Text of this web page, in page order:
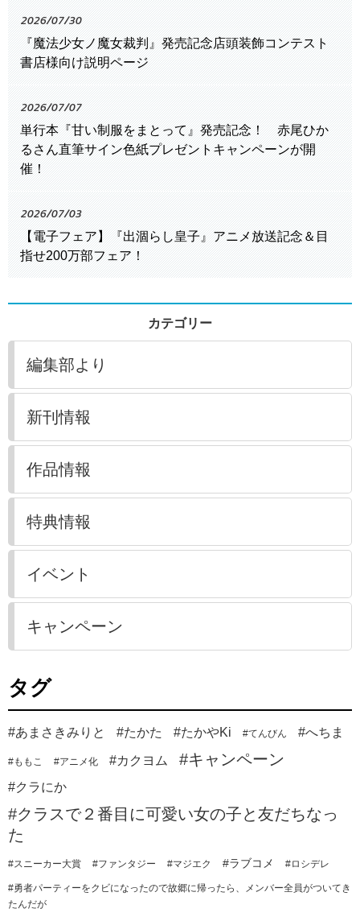
2026/07/30
『魔法少女ノ魔女裁判』発売記念店頭装飾コンテスト
書店様向け説明ページ
2026/07/07
単行本『甘い制服をまとって』発売記念！ 赤尾ひか
るさん直筆サイン色紙プレゼントキャンペーンが開
催！
2026/07/03
【電子フェア】『出涸らし皇子』アニメ放送記念＆目
指せ200万部フェア！
カテゴリー
編集部より
新刊情報
作品情報
特典情報
イベント
キャンペーン
タグ
#あまさきみりと #たかた #たかやKi #てんびん #へちま
#ももこ #アニメ化 #カクヨム #キャンペーン
#クラにか
#クラスで２番目に可愛い女の子と友だちなっ
た
#スニーカー大賞 #ファンタジー #マジエク #ラブコメ #ロシデレ
#勇者パーティーをクビになったので故郷に帰ったら、メンバー全員がついてき
たんだが